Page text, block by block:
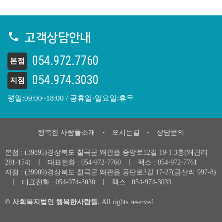
고객상담안내
본점 054.972.7760
지점 054.974.3030
평일:09:00~18:00 / 공휴일·일요일:휴무
행복한 사람들소개 • 오시는길 • 상담문의
본점 : (39895)경상북도 칠곡군 왜관읍 중앙로12길 19-1 3층(왜관리
281-174)
대표전화 : 054-972-7760
팩스 : 054-972-7761
지점 : (39909)경상북도 칠곡군 왜관읍 공단로3길 17-27(금산리 997-8)
대표전화 : 054-974-3030 팩스 : 054-974-3033
© 사회복지법인 행복한사람들. All rights reserved.